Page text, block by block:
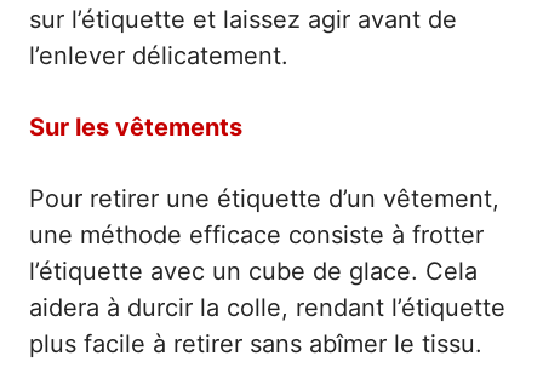
sur l’étiquette et laissez agir avant de
l’enlever délicatement.
Sur les vêtements
Pour retirer une étiquette d’un vêtement,
une méthode efficace consiste à frotter
l’étiquette avec un cube de glace. Cela
aidera à durcir la colle, rendant l’étiquette
plus facile à retirer sans abîmer le tissu.